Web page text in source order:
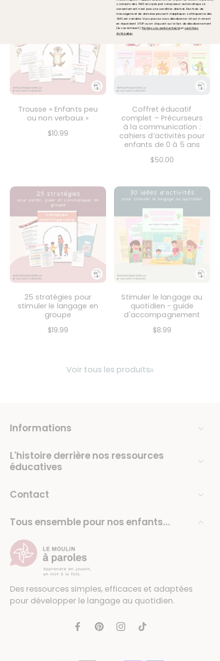
Trousse « Enfants peu
ou non verbaux »
$10.99
Coffret éducatif
complet – Précurseurs
à la communication :
cahiers d’activités pour
enfants de 0 à 5 ans
$50.00
25 stratégies pour
stimuler le langage en
groupe
$19.99
Stimuler le langage au
quotidien - guide
d'accompagnement
$8.99
Voir tous les produits
Informations
L'histoire derrière nos ressources
éducatives
Contact
Tous ensemble pour nos enfants...
Des ressources simples, efficaces et adaptées
pour développer le langage au quotidien.
y compris des SMS envoyés par composeur automatique. Le
consentement n'est pas une condition d'achat. Des frais de
messagerie et de données peuvent s'appliquer. La fréquence des
SMS est variable. Vous pouvez vous désabonner à tout moment
en répondant STOP ou en cliquant sur le lien de désabonnement
(le cas échéant).Politique de confidentialitéet conditions
d'utilisation.